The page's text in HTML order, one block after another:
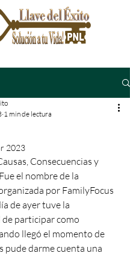
1 min de lectura
2023
Consecuencias y
el nombre de la
por FamilyFocus
de ayer tuve la
participar como
llegó el momento de
pude darme cuenta una